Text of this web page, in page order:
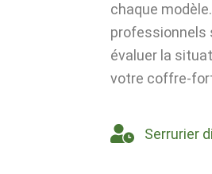
chaque
professionnels
évaluer la
votre coffre-
Serrurier